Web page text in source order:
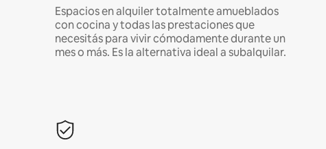
Espacios en alquiler totalmente amueblados
con cocina y todas las prestaciones que
necesitás para vivir cómodamente durante un
mes o más. Es la alternativa ideal a subalquilar.